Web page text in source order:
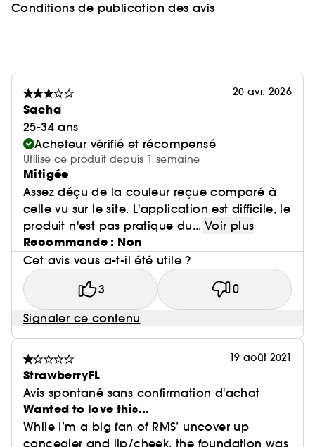
Conditions de publication des avis
20 avr. 2026
Sacha
25-34 ans
Acheteur vérifié et récompensé
Utilise ce produit depuis 1 semaine
Mitigée
Assez déçu de la couleur reçue comparé à
celle vu sur le site. L'application est difficile, le
produit n'est pas pratique du... Voir plus
Recommande : Non
Cet avis vous a-t-il été utile ?
3 0
Signaler ce contenu
19 août 2021
StrawberryFL
Avis spontané sans confirmation d'achat
Wanted to love this...
While I’m a big fan of RMS’ uncover up
concealer and lip/cheek, the foundation was